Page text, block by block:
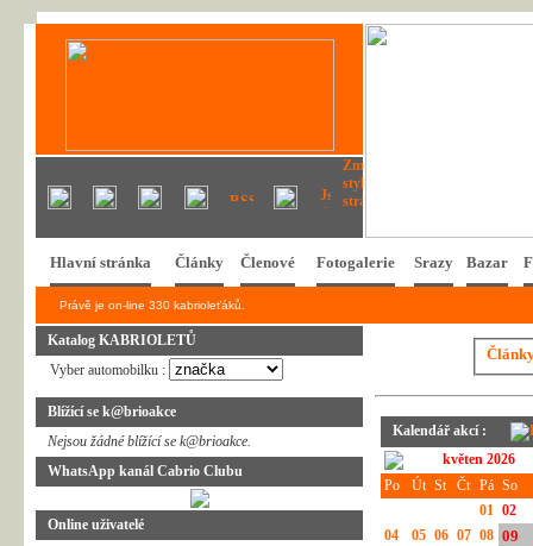
Hlavní stránka Články Členové Fotogalerie Srazy Bazar
Právě je on-line 330 kabrioleťáků.
Katalog KABRIOLETŮ
Vyber automobilku :
Blížící se k@brioakce
Nejsou žádné blížící se k@brioakce.
WhatsApp kanál Cabrio Clubu
Online uživatelé
Kalendář akcí :
květen 2026
Po
Út St Čt Pá So
01 02
04
05 06 07 08 09